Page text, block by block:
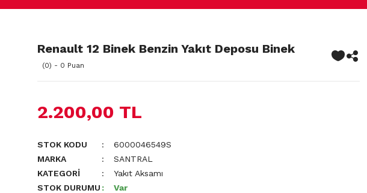
Renault 12 Binek Benzin Yakıt Deposu Binek
(0) - 0 Puan
2.200,00 TL
STOK KODU
6000046549S
MARKA
SANTRAL
KATEGORI
Yakıt Aksamı
STOK DURUMU
Var